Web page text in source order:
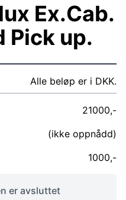
Ex.Cab.
Pick up.
Alle beløp er i DKK.
21000,-
(ikke oppnådd)
1000,-
er avsluttet